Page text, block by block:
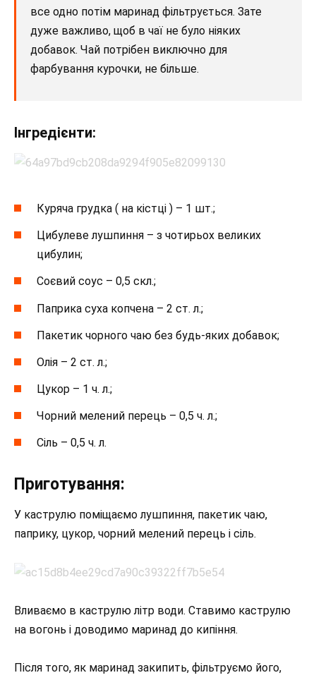
все одно потім маринад фільтрується. Зате
дуже важливо, щоб в чаї не було ніяких
добавок. Чай потрібен виключно для
фарбування курочки, не більше.
Інгредієнти:
Куряча грудка ( на кістці ) – 1 шт.;
Цибулеве лушпиння – з чотирьох великих
цибулин;
Соєвий соус – 0,5 скл.;
Паприка суха копчена – 2 ст. л.;
Пакетик чорного чаю без будь-яких добавок;
Олія – 2 ст. л.;
Цукор – 1 ч. л.;
Чорний мелений перець – 0,5 ч. л.;
Сіль – 0,5 ч. л.
Приготування:
У каструлю поміщаємо лушпиння, пакетик чаю,
паприку, цукор, чорний мелений перець і сіль.
Вливаємо в каструлю літр води. Ставимо каструлю
на вогонь і доводимо маринад до кипіння.
Після того, як маринад закипить, фільтруємо його,